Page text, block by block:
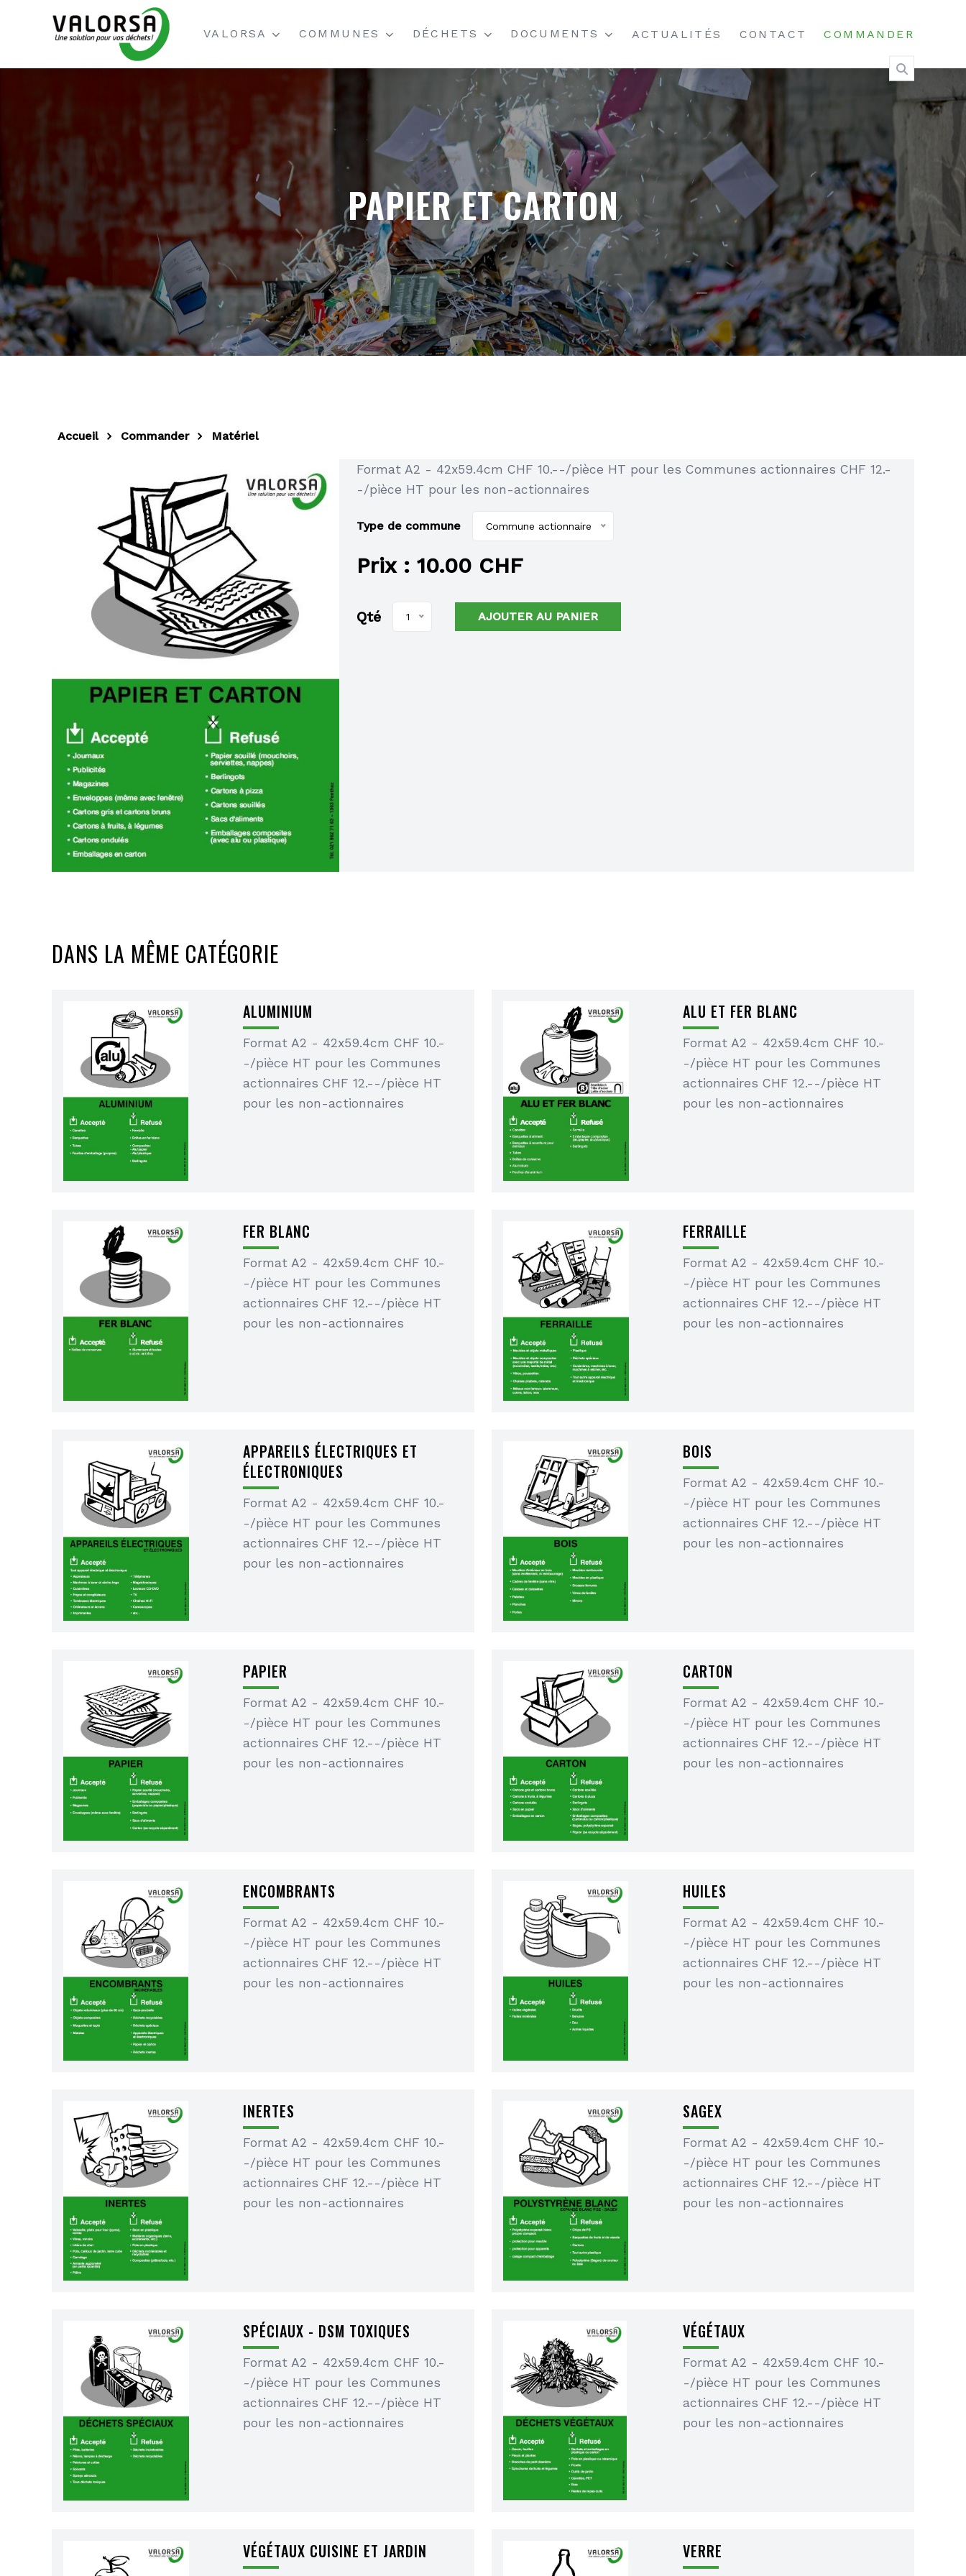
VALORSA
MISSION / VALEURS
ACTIVITÉS
COLLABORATEURS
CONSEIL D'ADMINISTRATION
ACTIONNARIAT
PARTENAIRE
HISTORIQUE
COMMUNES
ACCÈS RAPIDE
CONSEILS ET PRESTATIONS
LES COMMUNES DU PÉRIMÈTRE
DÉCHETS
CATÉGORIE DES DÉCHETS
STATISTIQUES
DOCUMENTS
LISTE DES PRIX
COMMANDE DE TRANSPORT
RAPPORTS ANNUELS
DOCUMENTS PARTAGÉS
LÉGAUX
ACTUALITÉS CONTACT COMMANDER
PAPIER ET CARTON
Accueil Commander Matériel
Format A2 - 42x59.4cm CHF 10.--/pièce HT pour les Communes actionnaires CHF 12.-
-/pièce HT pour les non-actionnaires
Type de commune Commune actionnaire
Prix : 10.00 CHF
Qté 1 AJOUTER AU PANIER
DANS LA MÊME CATÉGORIE
ALUMINIUM
Format A2 - 42x59.4cm CHF 10.-
-/pièce HT pour les Communes
actionnaires CHF 12.--/pièce HT
pour les non-actionnaires
ALU ET FER BLANC
Format A2 - 42x59.4cm CHF 10.-
-/pièce HT pour les Communes
actionnaires CHF 12.--/pièce HT
pour les non-actionnaires
FER BLANC
Format A2 - 42x59.4cm CHF 10.-
-/pièce HT pour les Communes
actionnaires CHF 12.--/pièce HT
pour les non-actionnaires
FERRAILLE
Format A2 - 42x59.4cm CHF 10.-
-/pièce HT pour les Communes
actionnaires CHF 12.--/pièce HT
pour les non-actionnaires
APPAREILS ÉLECTRIQUES ET
ÉLECTRONIQUES
Format A2 - 42x59.4cm CHF 10.-
-/pièce HT pour les Communes
actionnaires CHF 12.--/pièce HT
pour les non-actionnaires
BOIS
Format A2 - 42x59.4cm CHF 10.-
-/pièce HT pour les Communes
actionnaires CHF 12.--/pièce HT
pour les non-actionnaires
PAPIER
Format A2 - 42x59.4cm CHF 10.-
-/pièce HT pour les Communes
actionnaires CHF 12.--/pièce HT
pour les non-actionnaires
CARTON
Format A2 - 42x59.4cm CHF 10.-
-/pièce HT pour les Communes
actionnaires CHF 12.--/pièce HT
pour les non-actionnaires
ENCOMBRANTS
Format A2 - 42x59.4cm CHF 10.-
-/pièce HT pour les Communes
actionnaires CHF 12.--/pièce HT
pour les non-actionnaires
HUILES
Format A2 - 42x59.4cm CHF 10.-
-/pièce HT pour les Communes
actionnaires CHF 12.--/pièce HT
pour les non-actionnaires
INERTES
Format A2 - 42x59.4cm CHF 10.-
-/pièce HT pour les Communes
actionnaires CHF 12.--/pièce HT
pour les non-actionnaires
SAGEX
Format A2 - 42x59.4cm CHF 10.-
-/pièce HT pour les Communes
actionnaires CHF 12.--/pièce HT
pour les non-actionnaires
SPÉCIAUX - DSM TOXIQUES
Format A2 - 42x59.4cm CHF 10.-
-/pièce HT pour les Communes
actionnaires CHF 12.--/pièce HT
pour les non-actionnaires
VÉGÉTAUX
Format A2 - 42x59.4cm CHF 10.-
-/pièce HT pour les Communes
actionnaires CHF 12.--/pièce HT
pour les non-actionnaires
VÉGÉTAUX CUISINE ET JARDIN VERRE